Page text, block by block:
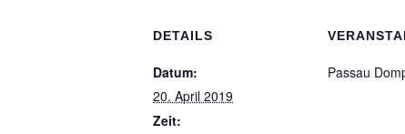
DETAILS
Datum:
20. April 2019
Zeit:
Passau